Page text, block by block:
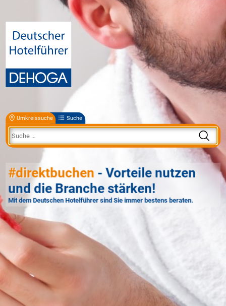
Umkreissuche Suche
#direktbuchen - Vorteile nutzen
und die Branche stärken!
Mit dem Deutschen Hotelführer sind Sie immer bestens beraten.